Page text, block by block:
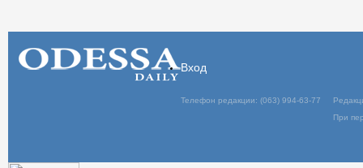
Вход
Телефон редакции: (063) 994-63-77
При